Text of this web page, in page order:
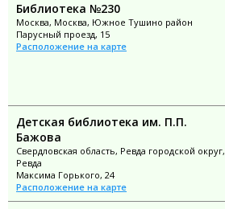
Библиотека №230
Москва, Москва, Южное Тушино район
Парусный проезд, 15
Расположение на карте
Детская библиотека им. П.П.
Бажова
Свердловская область, Ревда городской округ,
Ревда
Максима Горького, 24
Расположение на карте